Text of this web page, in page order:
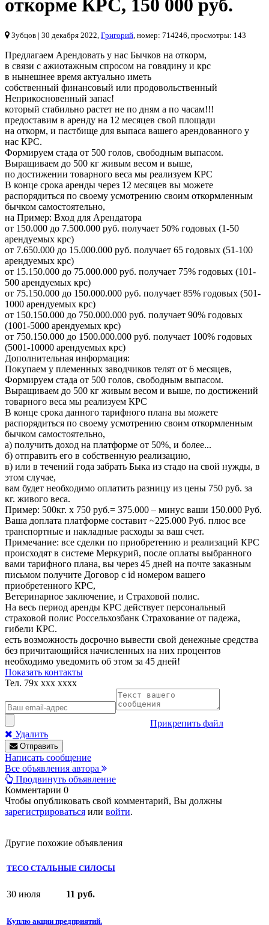
откорме КРС, 150 000 руб.
Зубцов | 30 декабря 2022, Григорий , номер: 714246, просмотры: 143
Предлагаем Арендовать у нас Бычков на откорм,
в связи с ажиотажным спросом на говядину и крс
в нынешнее время актуально иметь
собственный финансовый или продовольственный
Неприкосновенный запас!
который стабильно растет не по дням а по часам!!!
предоставим в аренду на 12 месяцев свой площади
на откорм, и пастбище для выпаса вашего арендованного у
нас КРС.
Формируем стада от 500 голов, свободным выпасом.
Выращиваем до 500 кг живым весом и выше,
по достижении товарного веса мы реализуем КРС
В конце срока аренды через 12 месяцев вы можете
распорядиться по своему усмотрению своим откормленным
бычком самостоятельно,
на Пример: Вход для Арендатора
от 150.000 до 7.500.000 руб. получает 50% годовых (1-50
арендуемых крс)
от 7.650.000 до 15.000.000 руб. получает 65 годовых (51-100
арендуемых крс)
от 15.150.000 до 75.000.000 руб. получает 75% годовых (101-
500 арендуемых крс)
от 75.150.000 до 150.000.000 руб. получает 85% годовых (501-
1000 арендуемых крс)
от 150.150.000 до 750.000.000 руб. получает 90% годовых
(1001-5000 арендуемых крс)
от 750.150.000 до 1500.000.000 руб. получает 100% годовых
(5001-10000 арендуемых крс)
Дополнительная информация:
Покупаем у племенных заводчиков телят от 6 месяцев,
Формируем стада от 500 голов, свободным выпасом.
Выращиваем до 500 кг живым весом и выше, по достижений
товарного веса мы реализуем КРС
В конце срока данного тарифного плана вы можете
распорядиться по своему усмотрению своим откормленным
бычком самостоятельно,
а) получить доход на платформе от 50%, и более...
б) отправить его в собственную реализацию,
в) или в течений года забрать Быка из стадо на свой нужды, в
этом случае,
вам будет необходимо оплатить разницу из цены 750 руб. за
кг. живого веса.
Пример: 500кг. х 750 руб.= 375.000 – минус ваши 150.000 Руб.
Ваша доплата платформе составит ~225.000 Руб. плюс все
транспортные и накладные расходы за ваш счет.
Примечание: все сделки по приобретению и реализаций КРС
происходят в системе Меркурий, после оплаты выбранного
вами тарифного плана, вы через 45 дней на почте заказным
письмом получите Договор с id номером вашего
приобретенного КРС,
Ветеринарное заключение, и Страховой полис.
На весь период аренды КРС действует персональный
страховой полис Россельхозбанк Страхование от падежа,
гибели КРС.
есть возможность досрочно вывести свой денежные средства
без причитающийся начисленных на них процентов
необходимо уведомить об этом за 45 дней!
Показать контакты
Тел. 79x xxx xxxx
Прикрепить файл
Удалить
Отправить
Написать сообщение
Все объявления автора
Продвинуть объявление
Комментарии 0
Чтобы опубликовать свой комментарий, Вы должны
зарегистрироваться или войти.
Другие похожие объявления
TECO СТАЛЬНЫЕ СИЛОСЫ
30 июля 11 руб.
Куплю акции предприятий.